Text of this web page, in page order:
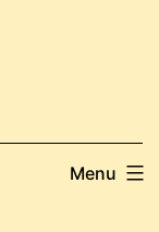
Menu